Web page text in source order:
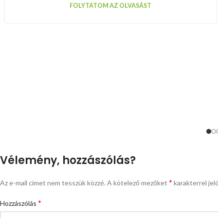
FOLYTATOM AZ OLVASÁST
Vélemény, hozzászólás?
Az e-mail címet nem tesszük közzé. A kötelező mezőket * karakterrel
Hozzászólás *